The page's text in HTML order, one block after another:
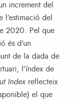
increment del
del
2020. Pel que
és d’un
de la dada de
l’índex de
Index reflecteix
el que